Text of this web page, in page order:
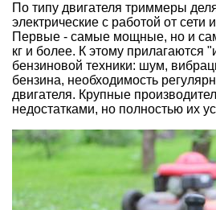
По типу двигателя триммеры
электрические с работой от сети
Первые - самые мощные, но и
кг и более. К этому прилагаются
бензиновой техники: шум,
бензина, необходимость
двигателя. Крупные
недостатками, но полностью их